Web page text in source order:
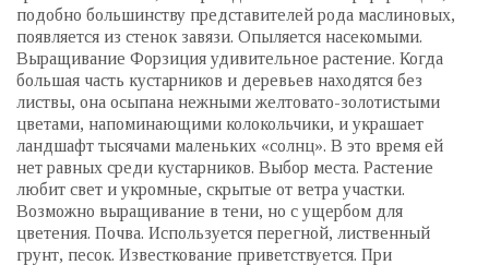
подобно большинству представителей рода маслиновых,
появляется из стенок завязи. Опыляется насекомыми.
Выращивание Форзиция удивительное растение. Когда
большая часть кустарников и деревьев находятся без
листвы, она осыпана нежными желтовато-золотистыми
цветами, напоминающими колокольчики, и украшает
ландшафт тысячами маленьких «солнц». В это время ей
нет равных среди кустарников. Выбор места. Растение
любит свет и укромные, скрытые от ветра участки.
Возможно выращивание в тени, но с ущербом для
цветения. Почва. Используется перегной, лиственный
грунт, песок. Известкование приветствуется. При